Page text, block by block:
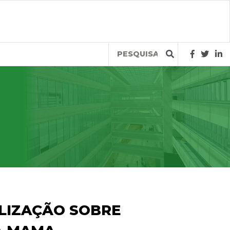
Query
SOBRE